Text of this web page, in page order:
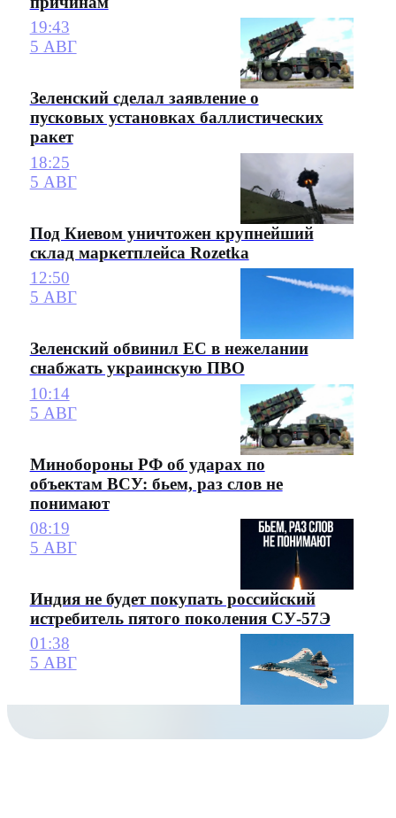
19:43
5 АВГ
Зеленский сделал заявление о
пусковых установках баллистических
ракет
18:25
5 АВГ
Под Киевом уничтожен крупнейший
склад маркетплейса Rozetka
12:50
5 АВГ
Зеленский обвинил ЕС в нежелании
снабжать украинскую ПВО
10:14
5 АВГ
Минобороны РФ об ударах по
объектам ВСУ: бьем, раз слов не
понимают
08:19
5 АВГ
Индия не будет покупать российский
истребитель пятого поколения СУ-57Э
01:38
5 АВГ